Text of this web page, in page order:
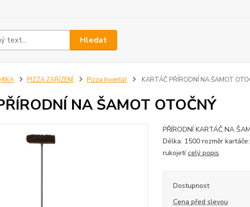
Hledat
PIZZA ZAŘÍZENÍ Pizza Inventář KARTÁČ PŘÍRODNÍ NA ŠAMOT
NA ŠAMOT OTOČNÝ
PŘÍRODNÍ KARTÁČ NA
Délka: 1500 rozměr
rukojetícelý popis
Dostupnost
Cena před slevou